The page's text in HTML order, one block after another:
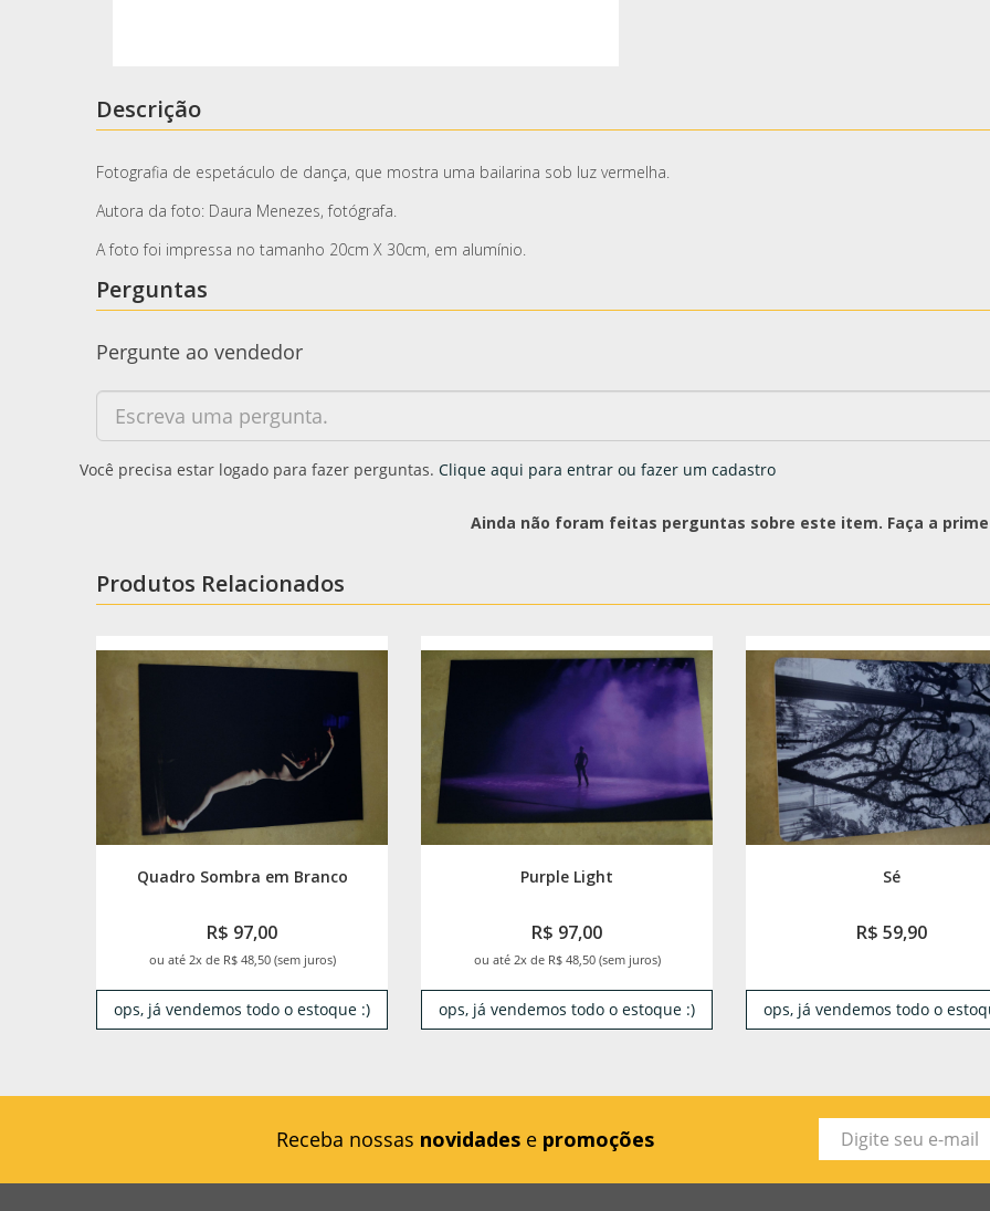
Descrição
Fotografia de espetáculo de dança, que mostra uma bailarina sob luz vermelha.
Autora da foto: Daura Menezes, fotógrafa.
A foto foi impressa no tamanho 20cm X 30cm, em alumínio.
Perguntas
Pergunte ao vendedor
Você precisa estar logado para fazer perguntas. Clique aqui para entrar ou fazer um cadastro
Ainda não foram feitas perguntas sobre este item. Faça a
Produtos Relacionados
Quadro Sombra em Branco
R$ 97,00
ou até 2x de R$ 48,50 (sem juros)
ops, já vendemos todo o estoque :)
Purple Light
R$ 97,00
ou até 2x de R$ 48,50 (sem juros)
ops, já vendemos todo o estoque :)
Sé
R$ 59,90
ops, já vendemos todo o
Receba nossas novidades e promoções